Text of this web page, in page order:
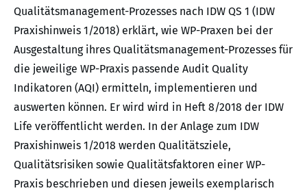
Qualitätsmanagement-Prozesses nach IDW QS 1 (IDW
Praxishinweis 1/2018) erklärt, wie WP-Praxen bei der
Ausgestaltung ihres Qualitätsmanagement-Prozesses für
die jeweilige WP-Praxis passende Audit Quality
Indikatoren (AQI) ermitteln, implementieren und
auswerten können. Er wird wird in Heft 8/2018 der IDW
Life veröffentlicht werden. In der Anlage zum IDW
Praxishinweis 1/2018 werden Qualitätsziele,
Qualitätsrisiken sowie Qualitätsfaktoren einer WP-
Praxis beschrieben und diesen jeweils exemplarisch